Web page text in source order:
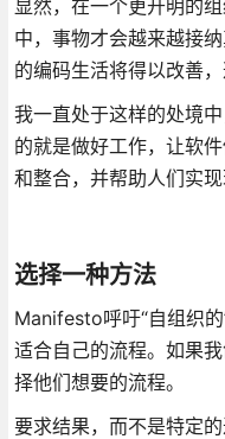
显然，在一个更开明的
中，事物才会越来越接
的编码生活将得以改善，
我一直处于这样的处境
的就是做好工作，让软
和整合，并帮助人们实现
选择一种方法
Manifesto呼吁“自组织
适合自己的流程。如果
择他们想要的流程。
要求结果，而不是特定